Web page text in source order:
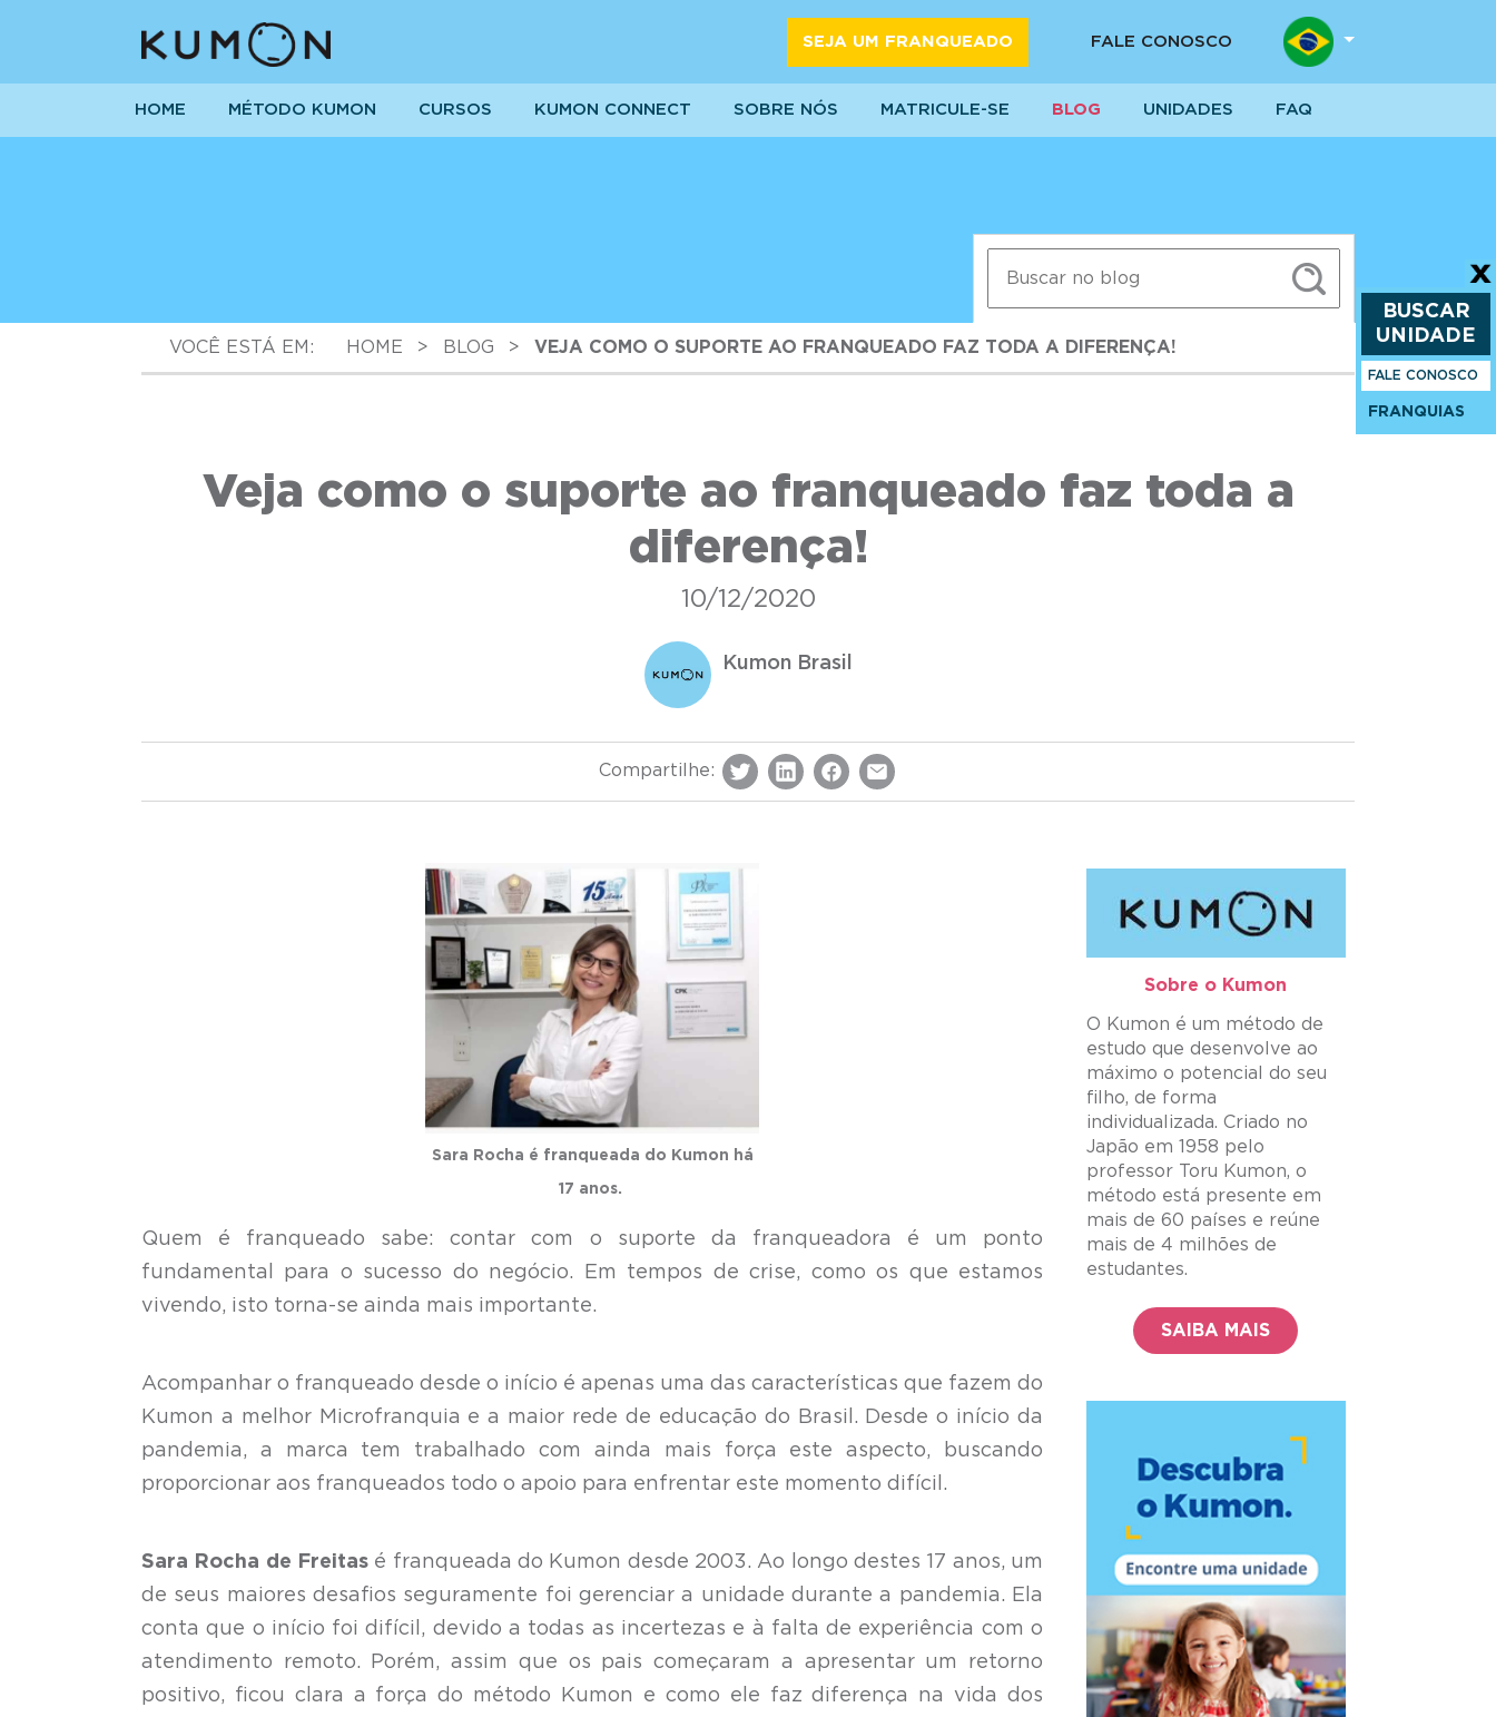
SEJA UM FRANQUEADO FALE CONOSCO
HOME MÉTODO KUMON CURSOS KUMON CONNECT SOBRE NÓS MATRICULE-SE BLOG UNIDADES FAQ
VOCÊ ESTÁ EM: HOME > BLOG > VEJA COMO O SUPORTE AO FRANQUEADO FAZ TODA A DIFERENÇA!
Veja como o suporte ao franqueado faz toda a
diferença!
10/12/2020
Kumon Brasil
Compartilhe:
Sara Rocha é franqueada do Kumon há
17 anos.
Quem é franqueado sabe: contar com o suporte da franqueadora é um ponto
fundamental para o sucesso do negócio. Em tempos de crise, como os que estamos
vivendo, isto torna-se ainda mais importante.
Acompanhar o franqueado desde o início é apenas uma das características que fazem do
Kumon a melhor Microfranquia e a maior rede de educação do Brasil. Desde o início da
pandemia, a marca tem trabalhado com ainda mais força este aspecto, buscando
proporcionar aos franqueados todo o apoio para enfrentar este momento difícil.
Sara Rocha de Freitas é franqueada do Kumon desde 2003. Ao longo destes 17 anos, um
de seus maiores desafios seguramente foi gerenciar a unidade durante a pandemia. Ela
conta que o início foi difícil, devido a todas as incertezas e à falta de experiência com o
atendimento remoto. Porém, assim que os pais começaram a apresentar um retorno
positivo, ficou clara a força do método Kumon e como ele faz diferença na vida dos
Sobre o Kumon​
O Kumon é um método de
estudo que desenvolve ao
máximo o potencial do seu
filho, de forma
individualizada. Criado no
Japão em 1958 pelo
professor Toru Kumon, o
método está presente em
mais de 60 países e reúne
mais de 4 milhões de
estudantes.
SAIBA MAIS
BUSCAR
UNIDADE
FALE CONOSCO
FRANQUIAS